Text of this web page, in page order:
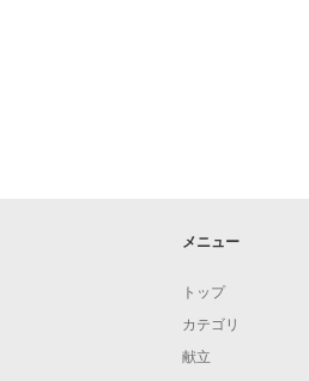
メニュー
トップ
カテゴリ
献立